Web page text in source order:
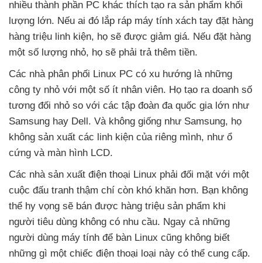
nhiều thành phần PC khác thích tạo ra sản phẩm khối
lượng lớn. Nếu ai đó lắp ráp máy tính xách tay đặt hàng
hàng triệu linh kiện, họ sẽ được giảm giá. Nếu đặt hàng
một số lượng nhỏ, họ sẽ phải trả thêm tiền.
Các nhà phân phối Linux PC có xu hướng là những
công ty nhỏ với một số ít nhân viên. Họ tạo ra doanh số
tương đối nhỏ so với các tập đoàn đa quốc gia lớn như
Samsung hay Dell . Và không giống như Samsung, họ
không sản xuất các linh kiện của riêng mình, như ổ
cứng và màn hình LCD.
Các nhà sản xuất điện thoại Linux phải đối mặt với một
cuộc đấu tranh thậm chí còn khó khăn hơn. Bạn không
thể hy vọng sẽ bán được hàng triệu sản phẩm khi
người tiêu dùng không có nhu cầu. Ngay cả những
người dùng máy tính để bàn Linux cũng không biết
những gì một chiếc điện thoại loại này có thể cung cấp.